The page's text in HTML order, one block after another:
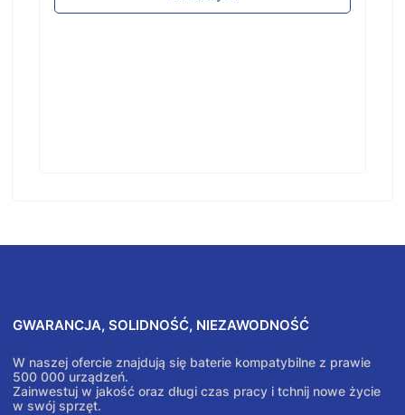
GWARANCJA, SOLIDNOŚĆ, NIEZAWODNOŚĆ
W naszej ofercie znajdują się baterie kompatybilne z prawie
500 000 urządzeń.
Zainwestuj w jakość oraz długi czas pracy i tchnij nowe życie
w swój sprzęt.